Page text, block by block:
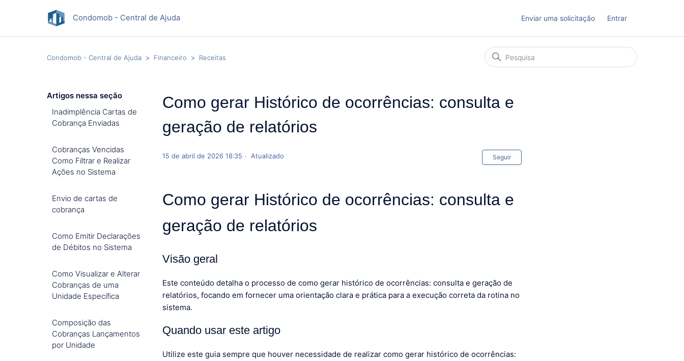
Condomob - Central de Ajuda Enviar uma solicitação Entrar
Condomob - Central de Ajuda Financeiro Receitas
Artigos nessa seção
Inadimplência Cartas de
Cobrança Enviadas
Cobranças Vencidas
Como Filtrar e Realizar
Ações no Sistema
Envio de cartas de
cobrança
Como Emitir Declarações
de Débitos no Sistema
Como Visualizar e Alterar
Cobranças de uma
Unidade Específica
Composição das
Cobranças Lançamentos
por Unidade
Como gerar Histórico de ocorrências: consulta e
geração de relatórios
15 de abril de 2026 18:35 Atualizado Seguir
Como gerar Histórico de ocorrências: consulta e
geração de relatórios
Visão geral
Este conteúdo detalha o processo de como gerar histórico de ocorrências: consulta e geração de
relatórios, focando em fornecer uma orientação clara e prática para a execução correta da rotina no
sistema.
Quando usar este artigo
Utilize este guia sempre que houver necessidade de realizar como gerar histórico de ocorrências: